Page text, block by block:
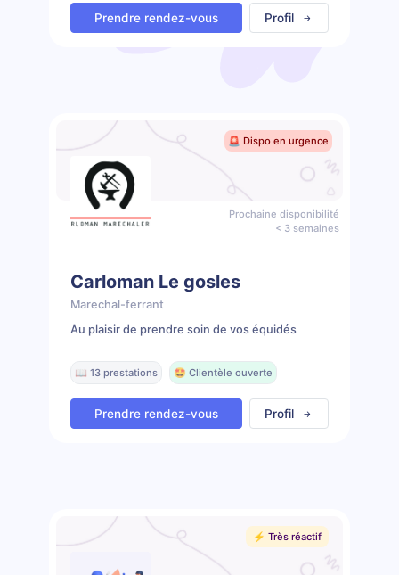
Prendre rendez-vous Profil
🚨 Dispo en urgence
Prochaine disponibilité
< 3 semaines
Carloman Le gosles
Marechal-ferrant
Au plaisir de prendre soin de vos équidés
📖 13 prestations 🤩 Clientèle ouverte
Prendre rendez-vous Profil
⚡️ Très réactif